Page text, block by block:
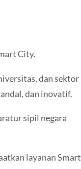
City.
dan sektor
dan inovatif.
sipil negara
layanan Smart